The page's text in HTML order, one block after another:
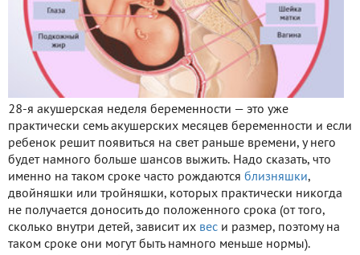
28-я акушерская неделя беременности — это уже
практически семь акушерских месяцев беременности и если
ребенок решит появиться на свет раньше времени, у него
будет намного больше шансов выжить. Надо сказать, что
именно на таком сроке часто рождаются близняшки,
двойняшки или тройняшки, которых практически никогда
не получается доносить до положенного срока (от того,
сколько внутри детей, зависит их вес и размер, поэтому на
таком сроке они могут быть намного меньше нормы).